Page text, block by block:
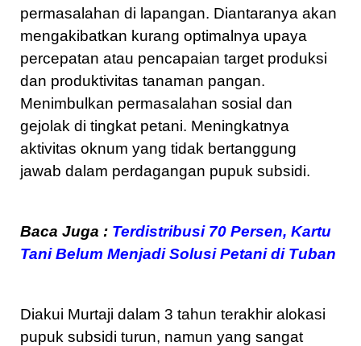
permasalahan di lapangan. Diantaranya akan
mengakibatkan kurang optimalnya upaya
percepatan atau pencapaian target produksi
dan produktivitas tanaman pangan.
Menimbulkan permasalahan sosial dan
gejolak di tingkat petani. Meningkatnya
aktivitas oknum yang tidak bertanggung
jawab dalam perdagangan pupuk subsidi.
Baca Juga : Terdistribusi 70 Persen, Kartu
Tani Belum Menjadi Solusi Petani di Tuban
Diakui Murtaji dalam 3 tahun terakhir alokasi
pupuk subsidi turun, namun yang sangat